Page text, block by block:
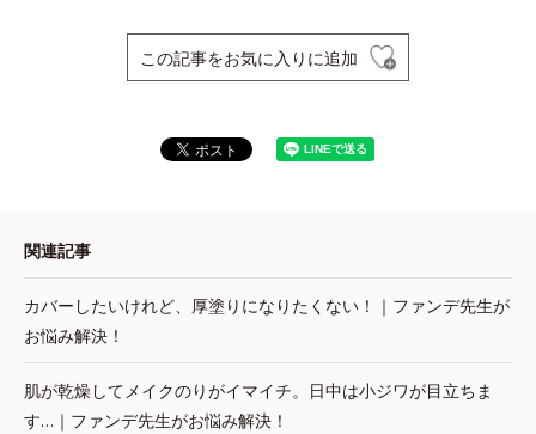
この記事をお気に入りに追加
関連記事
カバーしたいけれど、厚塗りになりたくない！｜ファンデ先生が
お悩み解決！
肌が乾燥してメイクのりがイマイチ。日中は小ジワが目立ちま
す…｜ファンデ先生がお悩み解決！